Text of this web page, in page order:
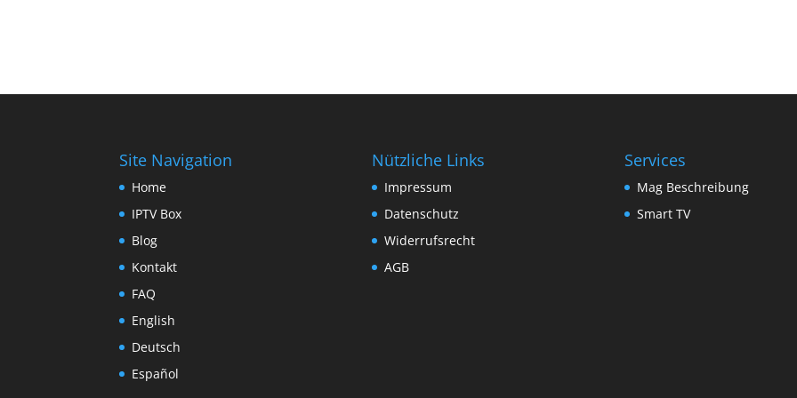
Site Navigation
Home
IPTV Box
Blog
Kontakt
FAQ
English
Deutsch
Español
Nützliche Links
Impressum
Datenschutz
Widerrufsrecht
AGB
Services
Mag Beschreibung
Smart TV